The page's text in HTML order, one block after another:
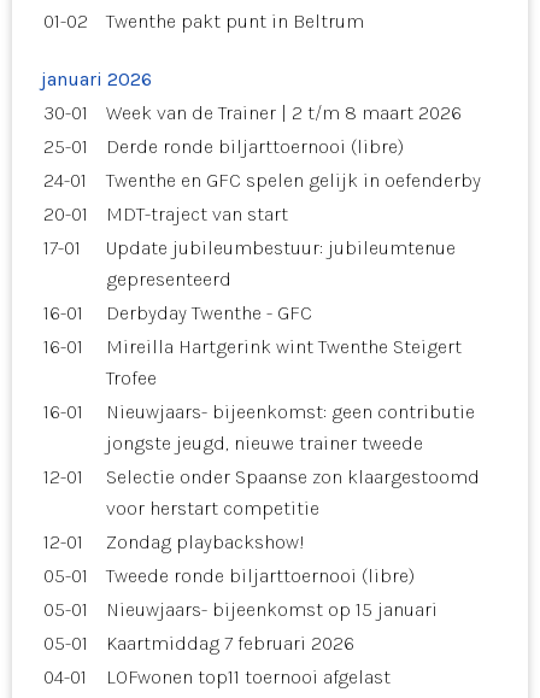
01-02
Twenthe pakt punt in Beltrum
januari 2026
30-01
Week van de Trainer | 2 t/m 8 maart 2026
25-01
Derde ronde biljarttoernooi (libre)
24-01
Twenthe en GFC spelen gelijk in oefenderby
20-01
MDT-traject van start
17-01
Update jubileumbestuur: jubileumtenue
gepresenteerd
16-01
Derbyday Twenthe - GFC
16-01
Mireilla Hartgerink wint Twenthe Steigert
Trofee
16-01
Nieuwjaars- bijeenkomst: geen contributie
jongste jeugd, nieuwe trainer tweede
12-01
Selectie onder Spaanse zon klaargestoomd
voor herstart competitie
12-01
Zondag playbackshow!
05-01
Tweede ronde biljarttoernooi (libre)
05-01
Nieuwjaars- bijeenkomst op 15 januari
05-01
Kaartmiddag 7 februari 2026
04-01
LOFwonen top11 toernooi afgelast